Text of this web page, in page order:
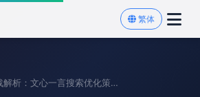
繁体
"实战解析：文心一言搜索优化策略，案例分享助力SEO"